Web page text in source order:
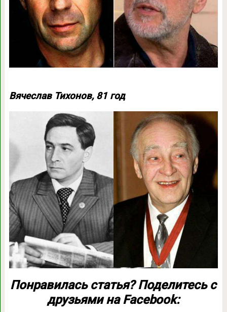
Вячеслав Тихонов, 81 год
Понравилась статья? Поделитесь с
друзьями на Facebook: